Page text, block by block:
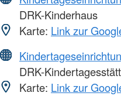
DRK-Kinderhaus
Karte: Link zur
DRK-
Karte: Link zur